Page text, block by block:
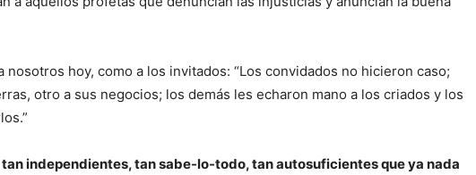
nosotros hoy, como a los invitados: “Los convidados no hicieron caso;
otro a sus negocios; los demás les echaron mano a los criados y los
independientes, tan sabe-lo-todo, tan autosuficientes que ya nada